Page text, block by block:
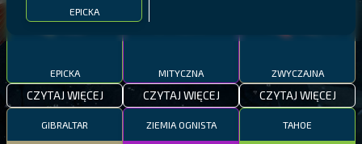
EPICKA
EPICKA
CZYTAJ WIĘCEJ
MITYCZNA
CZYTAJ WIĘCEJ
ZWYCZAJNA
CZYTAJ WIĘCEJ
GIBRALTAR ZIEMIA OGNISTA TAHOE